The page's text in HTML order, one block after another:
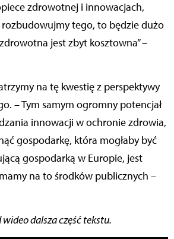
zdrowotnej i innowacjach,
rozbudowujmy tego, to będzie dużo
jest zbyt kosztowna” –
na tę kwestię z perspektywy
– Tym samym ogromny potencjał
innowacji w ochronie zdrowia,
gospodarkę, która mogłaby być
gospodarką w Europie, jest
na to środków publicznych –
dalsza część tekstu.